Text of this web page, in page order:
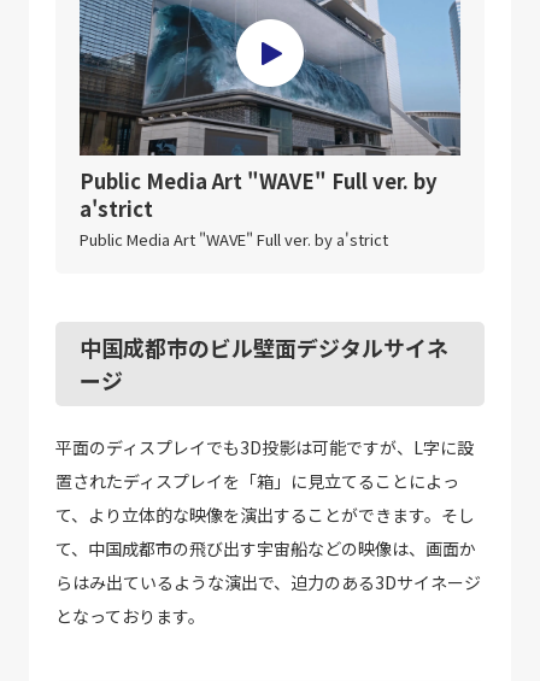
Public Media Art "WAVE" Full ver. by
a'strict
Public Media Art "WAVE" Full ver. by a'strict
中国成都市のビル壁面デジタルサイネ
ージ
平面のディスプレイでも3D投影は可能ですが、L字に設
置されたディスプレイを「箱」に見立てることによっ
て、より立体的な映像を演出することができます。そし
て、中国成都市の飛び出す宇宙船などの映像は、画面か
らはみ出ているような演出で、迫力のある3Dサイネージ
となっております。